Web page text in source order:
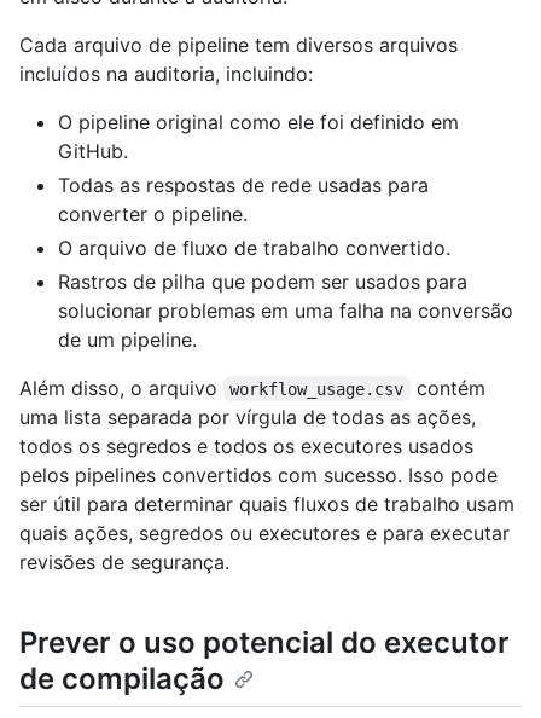
Cada arquivo de pipeline tem diversos arquivos
incluídos na auditoria, incluindo:
O pipeline original como ele foi definido em
GitHub.
Todas as respostas de rede usadas para
converter o pipeline.
O arquivo de fluxo de trabalho convertido.
Rastros de pilha que podem ser usados para
solucionar problemas em uma falha na conversão
de um pipeline.
Além disso, o arquivo
workflow_usage.csv
contém
uma lista separada por vírgula de todas as ações,
todos os segredos e todos os executores usados
pelos pipelines convertidos com sucesso. Isso pode
ser útil para determinar quais fluxos de trabalho usam
quais ações, segredos ou executores e para executar
revisões de segurança.
Prever o uso potencial do executor
de compilação